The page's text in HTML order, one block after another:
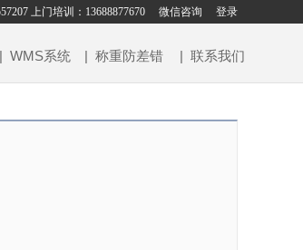
登录
微信咨询
上门培训：13688877670
| WMS系统 | 称重防差错 | 联系我们